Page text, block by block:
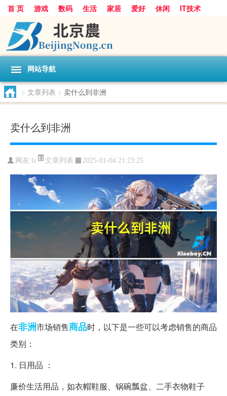
首 页 游戏 数码 生活 家居 爱好 休闲
IT技术
互联网
手机 购物
网站导航
> 文章列表 > 卖什么到非洲
卖什么到非洲
网友: ls 文章列表 2025-01-04 21:23:25
在非洲市场销售商品时，以下是一些可以考虑销售的商品
类别：
1. 日用品 ：
廉价生活用品，如衣帽鞋服、锅碗瓢盆、二手衣物鞋子